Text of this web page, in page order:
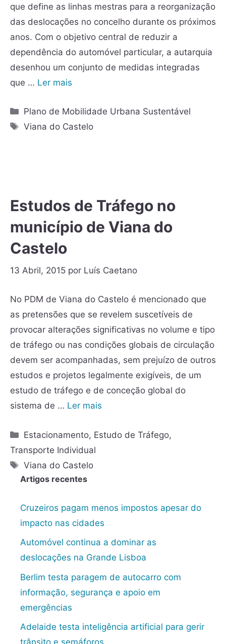
que define as linhas mestras para a reorganização
das deslocações no concelho durante os próximos
anos. Com o objetivo central de reduzir a
dependência do automóvel particular, a autarquia
desenhou um conjunto de medidas integradas
que … Ler mais
Plano de Mobilidade Urbana Sustentável
Viana do Castelo
Estudos de Tráfego no
município de Viana do
Castelo
13 Abril, 2015 por Luís Caetano
No PDM de Viana do Castelo é mencionado que
as pretensões que se revelem suscetíveis de
provocar alterações significativas no volume e tipo
de tráfego ou nas condições globais de circulação
devem ser acompanhadas, sem prejuízo de outros
estudos e projetos legalmente exigíveis, de um
estudo de tráfego e de conceção global do
sistema de … Ler mais
Estacionamento, Estudo de Tráfego,
Transporte Individual
Viana do Castelo
Artigos recentes
Cruzeiros pagam menos impostos apesar do
impacto nas cidades
Automóvel continua a dominar as
deslocações na Grande Lisboa
Berlim testa paragem de autocarro com
informação, segurança e apoio em
emergências
Adelaide testa inteligência artificial para gerir